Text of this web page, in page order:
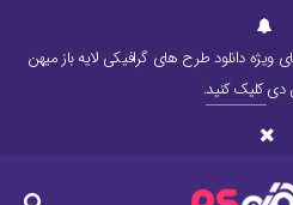
ویژه دانلود طرح های گرافیکی لایه باز میهن
دیکلیک کنید.